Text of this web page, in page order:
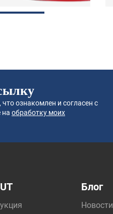
ознакомлен и согласен с
на обработку моих
Блог
Новости